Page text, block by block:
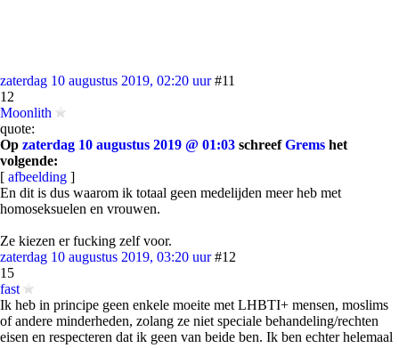
zaterdag 10 augustus 2019, 02:20 uur #11
12
Moonlith
quote:
Op zaterdag 10 augustus 2019 @ 01:03 schreefGrems het
volgende:
[ afbeelding ]
En dit is dus waarom ik totaal geen medelijden meer heb met
homoseksuelen en vrouwen.
Ze kiezen er fucking zelf voor.
zaterdag 10 augustus 2019, 03:20 uur #12
15
fast
Ik heb in principe geen enkele moeite met LHBTI+ mensen, moslims
of andere minderheden, zolang ze niet speciale behandeling/rechten
eisen en respecteren dat ik geen van beide ben. Ik ben echter helemaal